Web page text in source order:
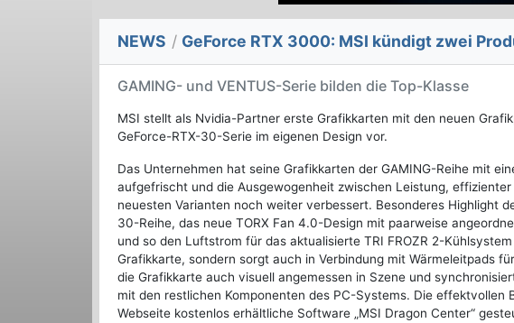
NEWS / GeForce RTX 3000: MSI kündigt zwei
GAMING- und VENTUS-Serie bilden die Top-Klasse
MSI stellt als Nvidia-Partner erste Grafikkarten mit den neuen
GeForce-RTX-30-Serie im eigenen Design vor.
Das Unternehmen hat seine Grafikkarten der GAMING-Reihe mit
aufgefrischt und die Ausgewogenheit zwischen Leistung,
neuesten Varianten noch weiter verbessert. Besonderes Highlight
30-Reihe, das neue TORX Fan 4.0-Design mit paarweise
und so den Luftstrom für das aktualisierte TRI FROZR 2-
Grafikkarte, sondern sorgt auch in Verbindung mit Wärmeleitpads
die Grafikkarte auch visuell angemessen in Szene und
mit den restlichen Komponenten des PC-Systems. Die effektvollen
Webseite kostenlos erhältliche Software „MSI Dragon Center“